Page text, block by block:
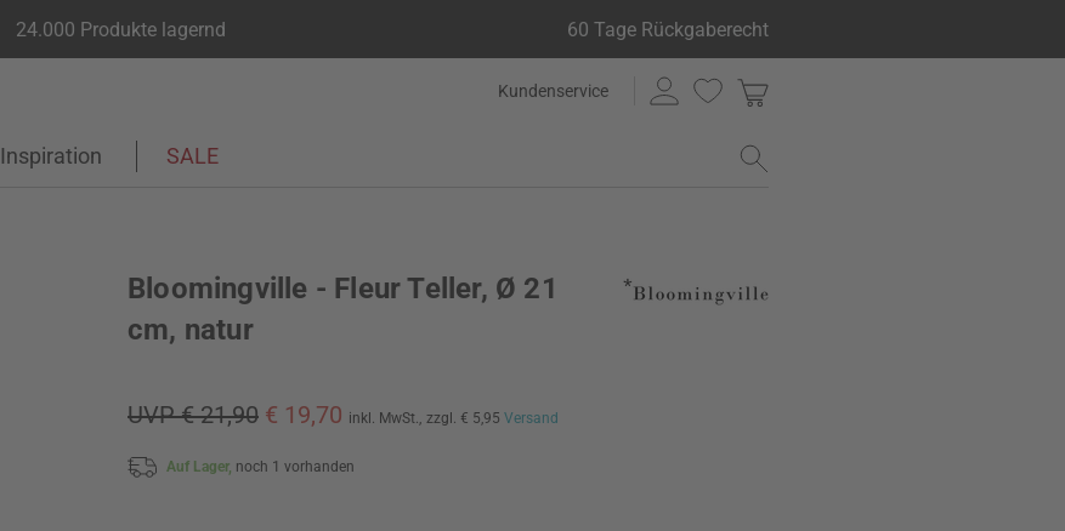
24.000 Produkte lagernd 60 Tage Rückgaberecht
Kundenservice
Inspiration SALE
Bloomingville - Fleur Teller, Ø 21
cm, natur
UVP € 21,90 € 19,70 inkl. MwSt., zzgl. € 5,95 Versand
Auf Lager, noch 1 vorhanden